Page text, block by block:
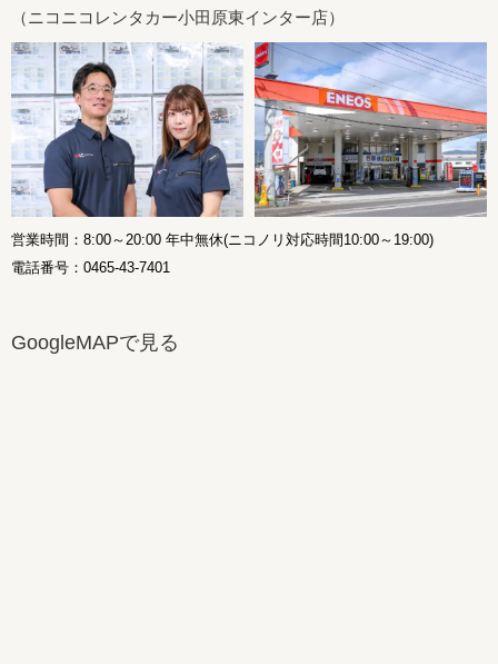
（ニコニコレンタカー小田原東インター店）
営業時間：8:00～20:00 年中無休(ニコノリ対応時間10:00～19:00)
電話番号：0465-43-7401
GoogleMAPで見る